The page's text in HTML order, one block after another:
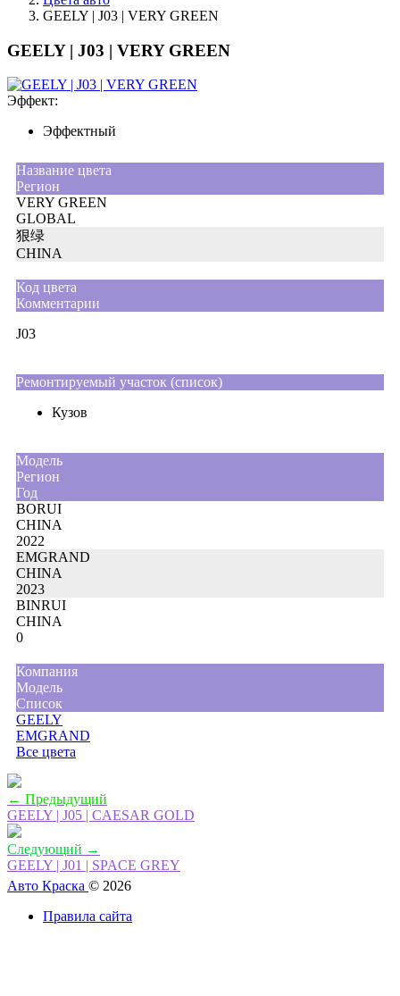
GEELY | J03 | VERY GREEN
GEELY | J03 | VERY GREEN
Эффект:
Эффектный
Название цвета
Регион
VERY GREEN
GLOBAL
狠绿
CHINA
Код цвета
Комментарии
J03
Ремонтируемый участок (список)
Кузов
Moдель
Регион
Год
BORUI
CHINA
2022
EMGRAND
CHINA
2023
BINRUI
CHINA
0
Компания
Модель
Список
GEELY
EMGRAND
Все цвета
← Предыдущий
GEELY | J05 | CAESAR GOLD
Следующий →
GEELY | J01 | SPACE GREY
Авто Краска © 2026
Правила сайта